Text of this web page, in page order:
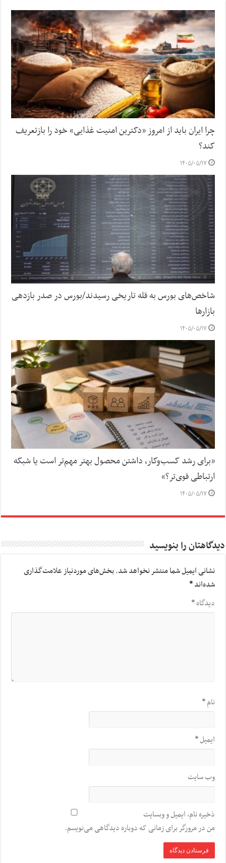
چرا ایران باید از امروز «دکترین امنیت غذایی» خود را بازتعریف
کند؟
۱۴۰۵/۰۵/۱۷
شاخص‌های بورس به قله تاریخی رسیدند/بورس در صدر بازدهی
بازارها
۱۴۰۵/۰۵/۱۷
«برای رشد کسب‌وکار، داشتن محصول بهتر مهم‌تر است یا شبکه
ارتباطی قوی‌تر؟»
۱۴۰۵/۰۵/۱۷
دیدگاهتان را بنویسید
نشانی ایمیل شما منتشر نخواهد شد.بخش‌های موردنیاز علامت‌گذاری
شده‌اند*
دیدگاه*
نام*
ایمیل*
وب‌ سایت
ذخیره نام، ایمیل و وبسایت
من در مرورگر برای زمانی که دوباره دیدگاهی می‌نویسم.